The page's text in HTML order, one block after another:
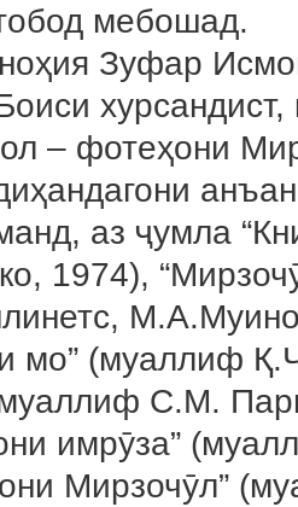
мебошад.
Зуфар
– фотеҳони
аз ҷумла
1974),
мо” (муаллиф
С.М.
имрӯза”
Мирзочӯл”